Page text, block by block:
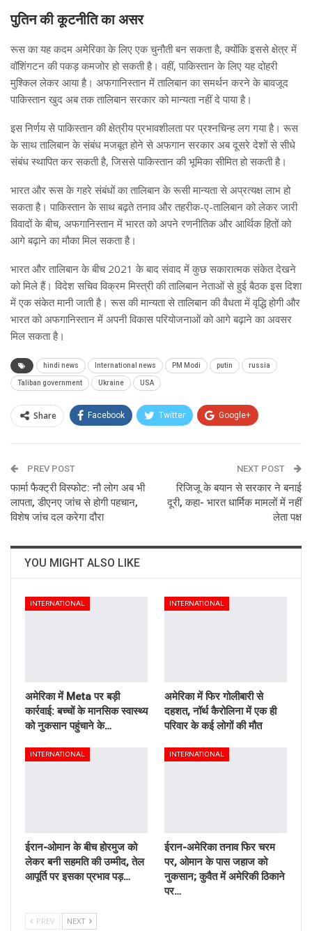
पुतिन की कूटनीति का असर
रूस का यह कदम अमेरिका के लिए एक चुनौती बन सकता है, क्योंकि इससे क्षेत्र में
वॉशिंगटन की पकड़ कमजोर हो सकती है। वहीं, पाकिस्तान के लिए यह दोहरी
मुश्किल लेकर आया है। अफगानिस्तान में तालिबान का समर्थन करने के बावजूद
पाकिस्तान खुद अब तक तालिबान सरकार को मान्यता नहीं दे पाया है।
इस निर्णय से पाकिस्तान की क्षेत्रीय प्रभावशीलता पर प्रश्नचिन्ह लग गया है। रूस
के साथ तालिबान के संबंध मजबूत होने से अफगान सरकार अब दूसरे देशों से सीधे
संबंध स्थापित कर सकती है, जिससे पाकिस्तान की भूमिका सीमित हो सकती है।
भारत और रूस के गहरे संबंधों का तालिबान के रूसी मान्यता से अप्रत्यक्ष लाभ हो
सकता है। पाकिस्तान के साथ बढ़ते तनाव और तहरीक-ए-तालिबान को लेकर जारी
विवादों के बीच, अफगानिस्तान में भारत को अपने रणनीतिक और आर्थिक हितों को
आगे बढ़ाने का मौका मिल सकता है।
भारत और तालिबान के बीच 2021 के बाद संवाद में कुछ सकारात्मक संकेत देखने
को मिले हैं। विदेश सचिव विक्रम मिस्त्री की तालिबान नेताओं से हुई बैठक इस दिशा
में एक संकेत मानी जाती है। रूस की मान्यता से तालिबान की वैधता में वृद्धि होगी और
भारत को अफगानिस्तान में अपनी विकास परियोजनाओं को आगे बढ़ाने का अवसर
मिल सकता है।
hindi news International news PM Modi putin russia
Taliban government Ukraine USA
Share Facebook Twitter Google+
Email
PREV POST
फार्मा फैक्ट्री विस्फोट: नौ लोग अब भी
लापता, डीएनए जांच से होगी पहचान,
विशेष जांच दल करेगा दौरा
NEXT POST
रिजिजू के बयान से सरकार ने बनाई
दूरी, कहा- भारत धार्मिक मामलों में नहीं
लेता पक्ष
YOU MIGHT ALSO LIKE
INTERNATIONAL
अमेरिका में Meta पर बड़ी
कार्रवाई: बच्चों के मानसिक स्वास्थ्य
को नुकसान पहुंचाने के…
INTERNATIONAL
अमेरिका में फिर गोलीबारी से
दहशत, नॉर्थ कैरोलिना में एक ही
परिवार के कई लोगों की मौत
INTERNATIONAL
ईरान-ओमान के बीच होरमुज को
लेकर बनी सहमति की उम्मीद, तेल
आपूर्ति पर इसका प्रभाव पड़…
INTERNATIONAL
ईरान-अमेरिका तनाव फिर चरम
पर, ओमान के पास जहाज को
नुकसान; कुवैत में अमेरिकी ठिकाने
पर…
PREV NEXT